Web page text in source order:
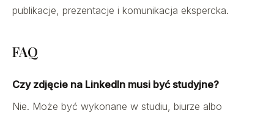
publikacje, prezentacje i komunikacja ekspercka.
FAQ
Czy zdjęcie na LinkedIn musi być studyjne?
Nie. Może być wykonane w studiu, biurze albo